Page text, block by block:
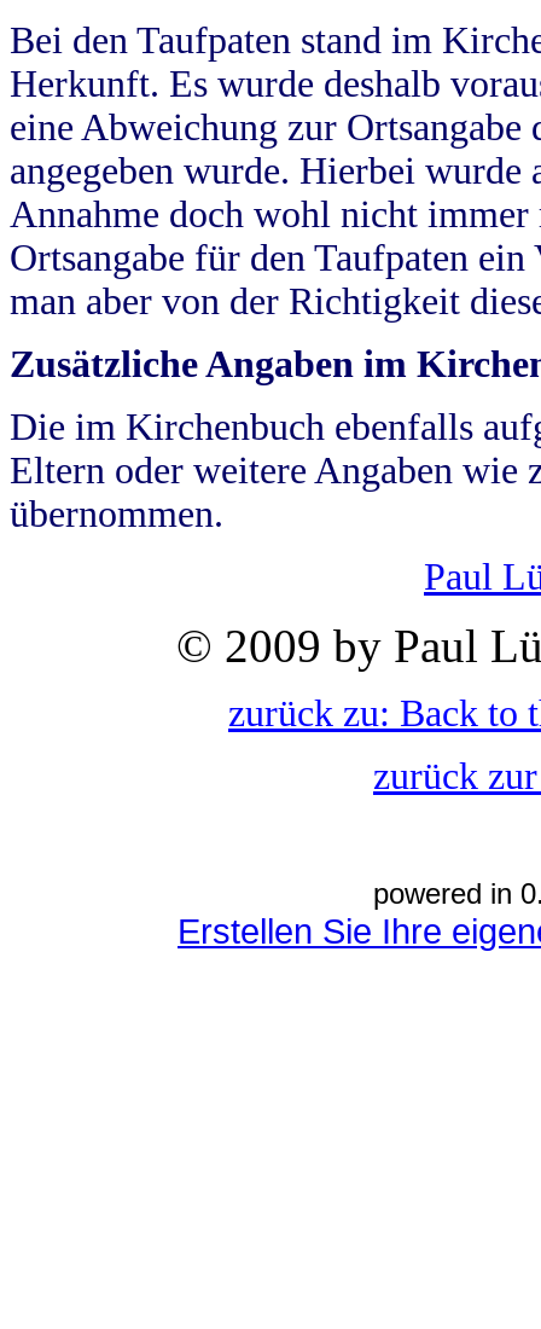
Bei den Taufpaten stand im
Herkunft. Es wurde deshalb
eine Abweichung zur
angegeben wurde. Hierbei wurde
Annahme doch wohl nicht
Ortsangabe für den Taufpaten
man aber von der Richtigkeit
Zusätzliche Angaben im
Die im Kirchenbuch ebenfalls
Eltern oder weitere Angaben wie
übernommen.
Paul
© 2009 by Paul
zurück zu: Back to
zurück
powered in
Erstellen Sie Ihre